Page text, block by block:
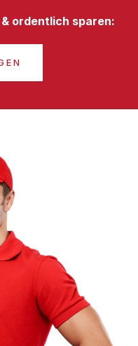
ordentlich sparen: